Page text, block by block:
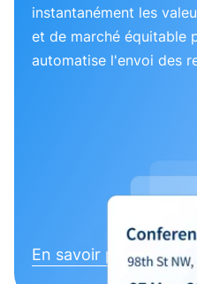
instantanément les
et de marché équitable
automatise l'envoi des
En savoir plus